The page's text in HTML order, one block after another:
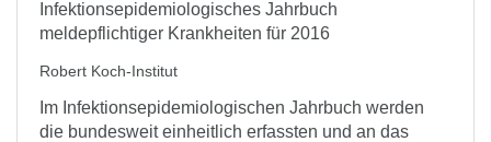
Infektionsepidemiologisches Jahrbuch
meldepflichtiger Krankheiten für 2016
Robert Koch-Institut
Im Infektionsepidemiologischen Jahrbuch werden
die bundesweit einheitlich erfassten und an das